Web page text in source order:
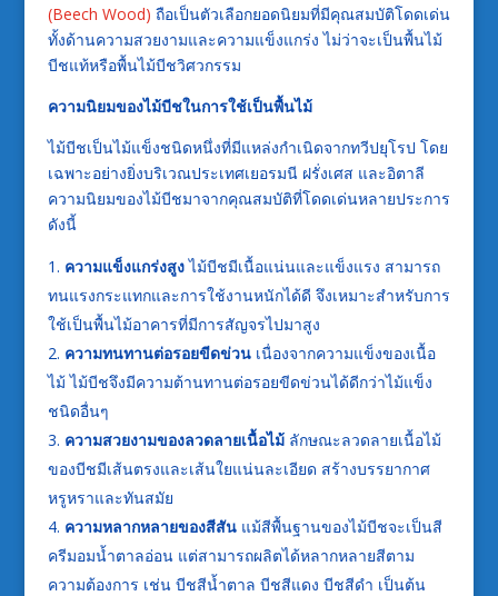
(Beech Wood) ถือเป็นตัวเลือกยอดนิยมที่มีคุณสมบัติโดดเด่น
ทั้งด้านความสวยงามและความแข็งแกร่ง ไม่ว่าจะเป็นพื้นไม้
บีชแท้หรือพื้นไม้บีชวิศวกรรม
ความนิยมของไม้บีชในการใช้เป็นพื้นไม้
ไม้บีชเป็นไม้แข็งชนิดหนึ่งที่มีแหล่งกำเนิดจากทวีปยุโรป โดย
เฉพาะอย่างยิ่งบริเวณประเทศเยอรมนี ฝรั่งเศส และอิตาลี
ความนิยมของไม้บีชมาจากคุณสมบัติที่โดดเด่นหลายประการ
ดังนี้
ความแข็งแกร่งสูงไม้บีชมีเนื้อแน่นและแข็งแรง สามารถ
ทนแรงกระแทกและการใช้งานหนักได้ดี จึงเหมาะสำหรับการ
ใช้เป็นพื้นไม้อาคารที่มีการสัญจรไปมาสูง
ความทนทานต่อรอยขีดข่วนเนื่องจากความแข็งของเนื้อ
ไม้ ไม้บีชจึงมีความต้านทานต่อรอยขีดข่วนได้ดีกว่าไม้แข็ง
ชนิดอื่นๆ
ความสวยงามของลวดลายเนื้อไม้ลักษณะลวดลายเนื้อไม้
ของบีชมีเส้นตรงและเส้นใยแน่นละเอียด สร้างบรรยากาศ
หรูหราและทันสมัย
ความหลากหลายของสีสันแม้สีพื้นฐานของไม้บีชจะเป็นสี
ครีมอมน้ำตาลอ่อน แต่สามารถผลิตได้หลากหลายสีตาม
ความต้องการ เช่น บีชสีน้ำตาล บีชสีแดง บีชสีดำ เป็นต้น